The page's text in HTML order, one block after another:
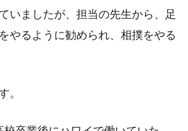
いましたが、担当の先生から、足
やるように勧められ、相撲をやる
。